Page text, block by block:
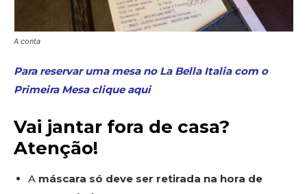
A conta
Para reservar uma mesa no La Bella Italia com o
Primeira Mesa clique aqui
Vai jantar fora de casa?
Atenção!
A máscara só deve ser retirada na hora de